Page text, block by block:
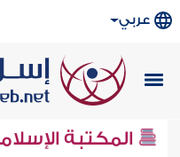
عربي
المكتبة